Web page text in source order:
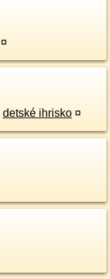
¤
detské ihrisko ¤